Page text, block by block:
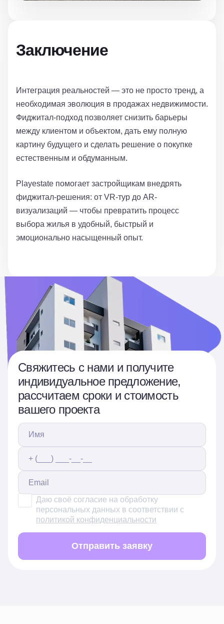
Заключение
Интеграция реальностей — это не просто тренд, а
необходимая эволюция в продажах недвижимости.
Фиджитал-подход позволяет снизить барьеры
между клиентом и объектом, дать ему полную
картину будущего и сделать решение о покупке
естественным и обдуманным.
Playestate помогает застройщикам внедрять
фиджитал-решения: от VR-тур до AR-
визуализаций — чтобы превратить процесс
выбора жилья в удобный, быстрый и
эмоционально насыщенный опыт.
Свяжитесь с нами и получите
индивидуальное предложение,
рассчитаем сроки и стоимость
вашего проекта
Даю своё согласие на обработку
персональных данных в соответствии с
политикой конфиденциальности
Отправить заявку